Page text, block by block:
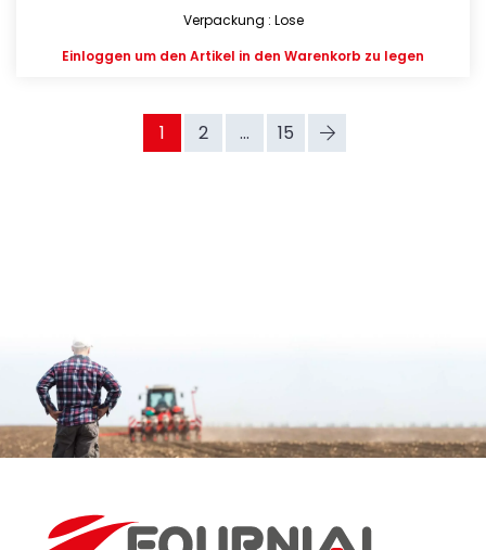
Verpackung : Lose
Einloggen um den Artikel in den Warenkorb zu legen
1 2 ... 15